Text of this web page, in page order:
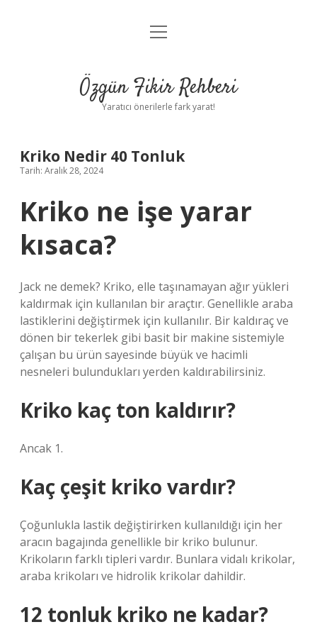
Gizlilik Politikası
Yasal Uyarı
menüyü
Özgün Fikir Rehberi
Yaratıcı önerilerle fark yarat!
Kriko Nedir 40 Tonluk
Tarih: Aralık 28, 2024
Kriko ne işe yarar
kısaca?
Jack ne demek? Kriko, elle taşınamayan ağır yükleri
kaldırmak için kullanılan bir araçtır. Genellikle araba
lastiklerini değiştirmek için kullanılır. Bir kaldıraç ve
dönen bir tekerlek gibi basit bir makine sistemiyle
çalışan bu ürün sayesinde büyük ve hacimli
nesneleri bulundukları yerden kaldırabilirsiniz.
Kriko kaç ton kaldırır?
Ancak 1.
Kaç çeşit kriko vardır?
Çoğunlukla lastik değiştirirken kullanıldığı için her
aracın bagajında ​​genellikle bir kriko bulunur.
Krikoların farklı tipleri vardır. Bunlara vidalı krikolar,
araba krikoları ve hidrolik krikolar dahildir.
12 tonluk kriko ne kadar?